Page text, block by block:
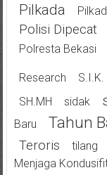
Pilkada
Polisi Dipecat
Polresta Bekasi
Research S.I.K.
SH.MH Sidak
Baru
Tahun
Teroris
Tilang
Menjaga